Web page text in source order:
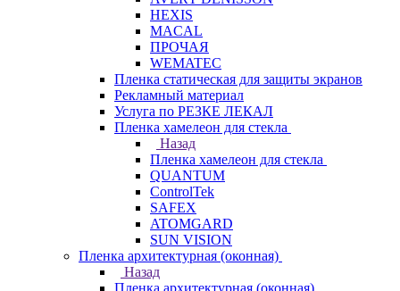
HEXIS
MACAL
ПРОЧАЯ
WEMATEC
Пленка статическая для защиты экранов
Рекламный материал
Услуга по РЕЗКЕ ЛЕКАЛ
Пленка хамелеон для стекла
Назад
Пленка хамелеон для стекла
QUANTUM
ControlTek
SAFEX
ATOMGARD
SUN VISION
Пленка архитектурная (оконная)
Назад
Пленка архитектурная (оконная)